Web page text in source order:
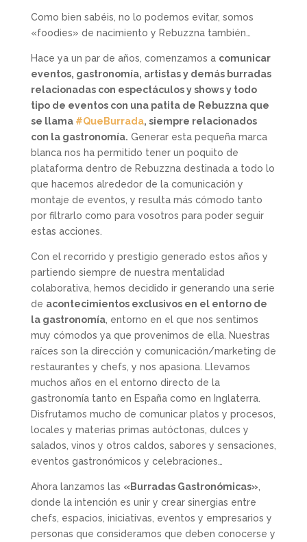
Como bien sabéis, no lo podemos evitar, somos
«foodies» de nacimiento y Rebuzzna también…
Hace ya un par de años, comenzamos a comunicar
eventos, gastronomía, artistas y demás burradas
relacionadas con espectáculos y shows y todo
tipo de eventos con una patita de Rebuzzna que
se llama #QueBurrada, siempre relacionados
con la gastronomía. Generar esta pequeña marca
blanca nos ha permitido tener un poquito de
plataforma dentro de Rebuzzna destinada a todo lo
que hacemos alrededor de la comunicación y
montaje de eventos, y resulta más cómodo tanto
por filtrarlo como para vosotros para poder seguir
estas acciones.
Con el recorrido y prestigio generado estos años y
partiendo siempre de nuestra mentalidad
colaborativa, hemos decidido ir generando una serie
de acontecimientos exclusivos en el entorno de
la gastronomía, entorno en el que nos sentimos
muy cómodos ya que provenimos de ella. Nuestras
raíces son la dirección y comunicación/marketing de
restaurantes y chefs, y nos apasiona. Llevamos
muchos años en el entorno directo de la
gastronomía tanto en España como en Inglaterra.
Disfrutamos mucho de comunicar platos y procesos,
locales y materias primas autóctonas, dulces y
salados, vinos y otros caldos, sabores y sensaciones,
eventos gastronómicos y celebraciones…
Ahora lanzamos las «Burradas Gastronómicas»,
donde la intención es unir y crear sinergias entre
chefs, espacios, iniciativas, eventos y empresarios y
personas que consideramos que deben conocerse y